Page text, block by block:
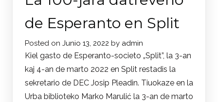
de Esperanto en Split
Posted on Junio 13, 2022 by admin
Kiel gasto de Esperanto-societo „Split”, la 3-an
kaj 4-an de marto 2022 en Split restadis la
sekretario de DEC Josip Pleadin. Tiuokaze en la
Urba biblioteko Marko Marulić la 3-an de marto